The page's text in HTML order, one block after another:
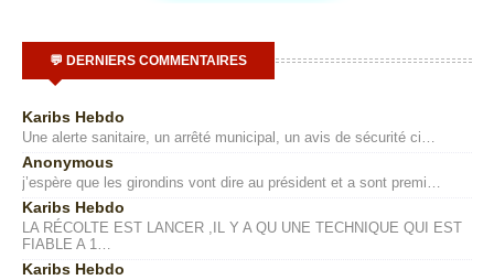
💬 DERNIERS COMMENTAIRES
Karibs Hebdo
Une alerte sanitaire, un arrêté municipal, un avis de sécurité ci…
Anonymous
j’espère que les girondins vont dire au président et a sont premi…
Karibs Hebdo
LA RÉCOLTE EST LANCER ,IL Y A QU UNE TECHNIQUE QUI EST
FIABLE A 1…
Karibs Hebdo